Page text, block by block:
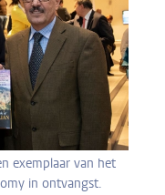
exemplaar van het
in ontvangst.